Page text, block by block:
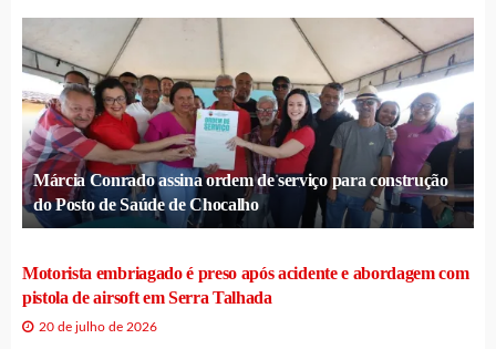
Márcia Conrado assina ordem de serviço para construção
do Posto de Saúde de Chocalho
Motorista embriagado é preso após acidente e abordagem com
pistola de airsoft em Serra Talhada
20 de julho de 2026